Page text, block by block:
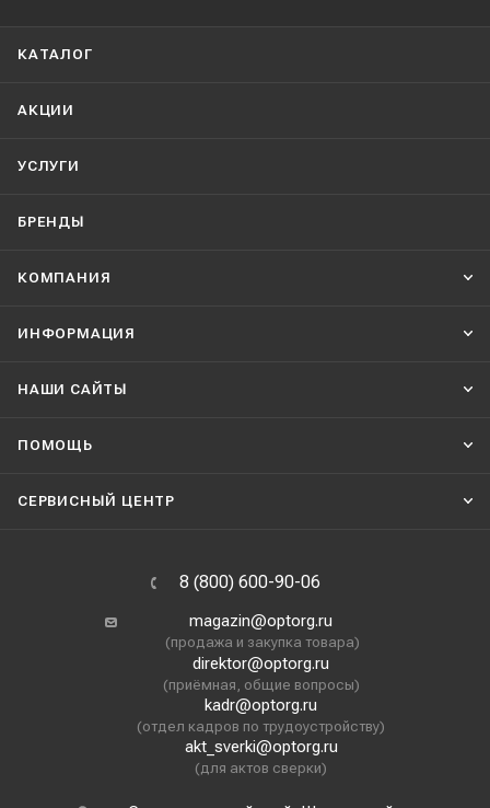
КАТАЛОГ
АКЦИИ
УСЛУГИ
БРЕНДЫ
КОМПАНИЯ
ИНФОРМАЦИЯ
НАШИ CАЙТЫ
ПОМОЩЬ
СЕРВИСНЫЙ ЦЕНТР
8 (800) 600-90-06
magazin@optorg.ru
(продажа и закупка товара)
direktor@optorg.ru
(приёмная, общие вопросы)
kadr@optorg.ru
(отдел кадров по трудоустройству)
akt_sverki@optorg.ru
(для актов сверки)